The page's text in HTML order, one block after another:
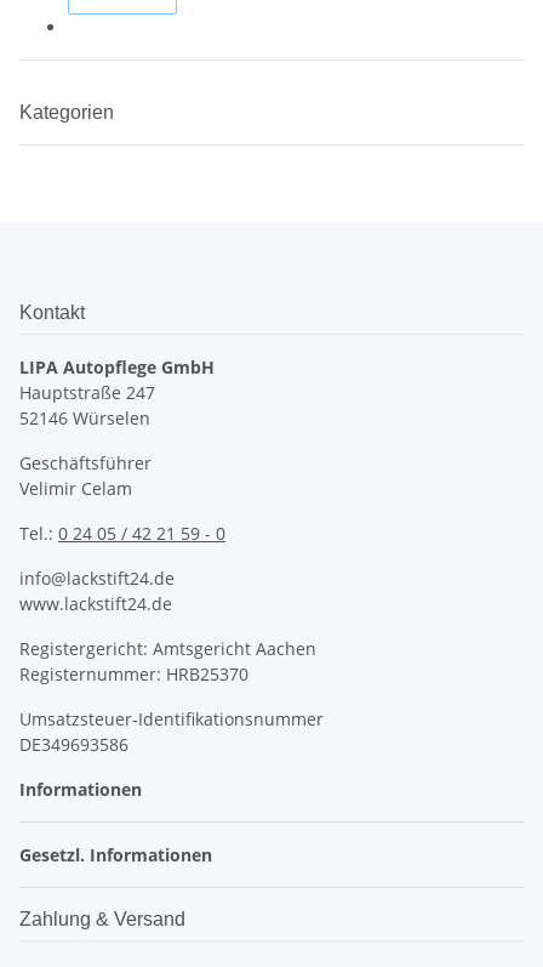
Kategorien
Kontakt
LIPA Autopflege GmbH
Hauptstraße 247
52146 Würselen
Geschäftsführer
Velimir Celam
Tel.: 0 24 05 / 42 21 59 - 0
info@lackstift24.de
www.lackstift24.de
Registergericht: Amtsgericht Aachen
Registernummer: HRB25370
Umsatzsteuer-Identifikationsnummer
DE349693586
Informationen
Gesetzl. Informationen
Zahlung & Versand